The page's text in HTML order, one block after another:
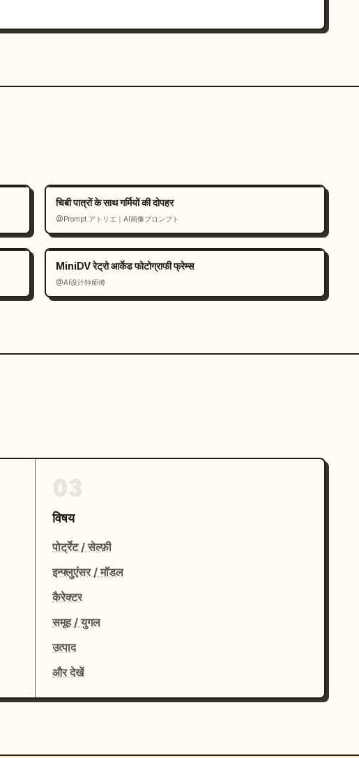
चिबी पात्रों के साथ गर्मियों की दोपहर
@Prompt アトリエ｜AI画像プロンプト
MiniDV रेट्रो आर्केड फोटोग्राफी फ्रेम्स
@AI设计钟师傅
विषय
पोर्ट्रेट / सेल्फ़ी
इन्फ्लुएंसर / मॉडल
कैरेक्टर
समूह / युगल
उत्पाद
और देखें